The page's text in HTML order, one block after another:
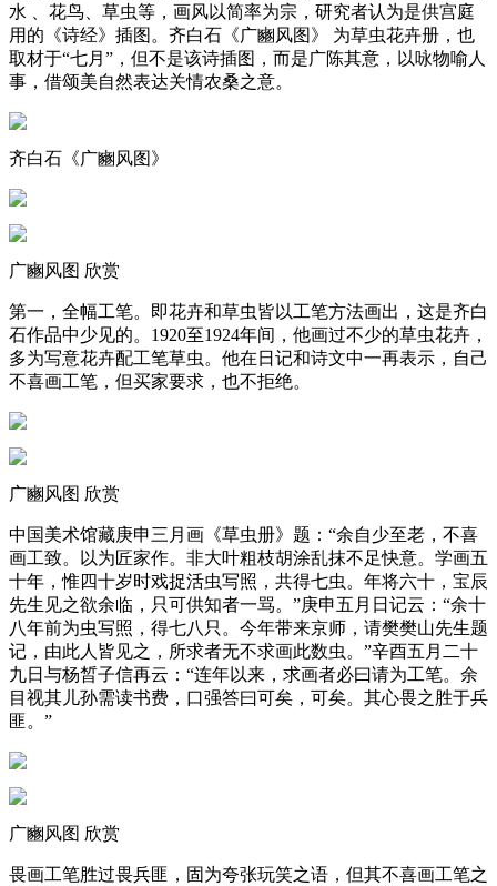
水 、花鸟、草虫等，画风以简率为宗，研究者认为是供宫庭
用的《诗经》插图。齐白石《广豳风图》 为草虫花卉册，也
取材于“七月”，但不是该诗插图，而是广陈其意，以咏物喻人
事，借颂美自然表达关情农桑之意。
齐白石《广豳风图》
广豳风图 欣赏
第一，全幅工笔。即花卉和草虫皆以工笔方法画出，这是齐白
石作品中少见的。1920至1924年间，他画过不少的草虫花卉，
多为写意花卉配工笔草虫。他在日记和诗文中一再表示，自己
不喜画工笔，但买家要求，也不拒绝。
广豳风图 欣赏
中国美术馆藏庚申三月画《草虫册》题：“余自少至老，不喜
画工致。以为匠家作。非大叶粗枝胡涂乱抹不足快意。学画五
十年，惟四十岁时戏捉活虫写照，共得七虫。年将六十，宝辰
先生见之欲余临，只可供知者一骂。”庚申五月日记云：“余十
八年前为虫写照，得七八只。今年带来京师，请樊樊山先生题
记，由此人皆见之，所求者无不求画此数虫。”辛酉五月二十
九日与杨晳子信再云：“连年以来，求画者必曰请为工笔。余
目视其儿孙需读书费，口强答曰可矣，可矣。其心畏之胜于兵
匪。”
广豳风图 欣赏
畏画工笔胜过畏兵匪，固为夸张玩笑之语，但其不喜画工笔之